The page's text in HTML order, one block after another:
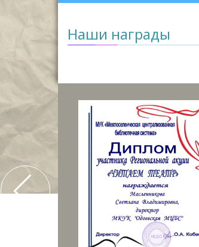
Наши награды